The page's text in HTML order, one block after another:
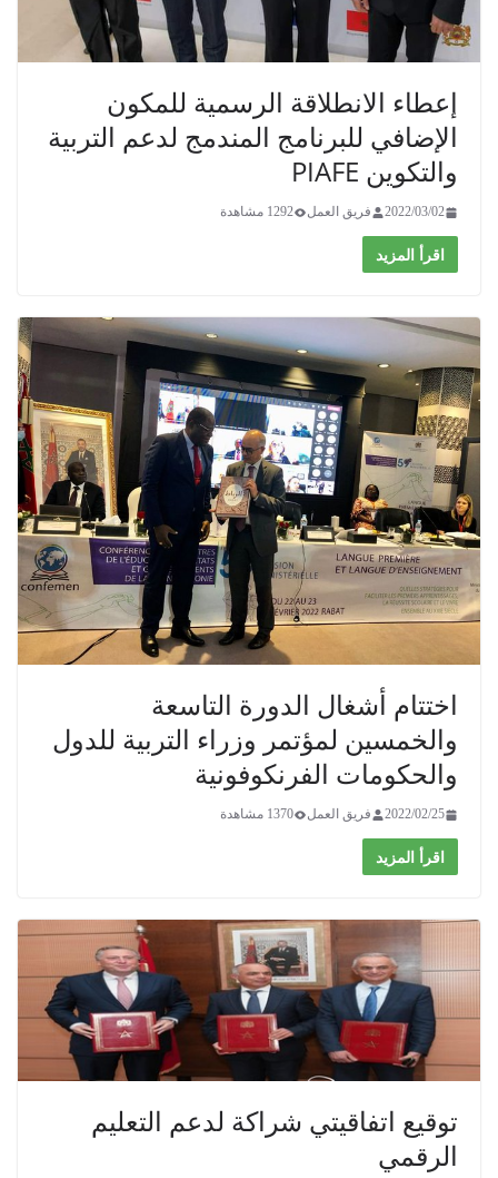
إعطاء الانطلاقة الرسمية للمكون
الإضافي للبرنامج المندمج لدعم التربية
والتكوين PIAFE
2022/03/02 فريق العمل 1292 مشاهدة
اقرأ المزيد
اختتام أشغال الدورة التاسعة
والخمسين لمؤتمر وزراء التربية للدول
والحكومات الفرنكوفونية
2022/02/25 فريق العمل 1370 مشاهدة
اقرأ المزيد
توقيع اتفاقيتي شراكة لدعم التعليم
الرقمي